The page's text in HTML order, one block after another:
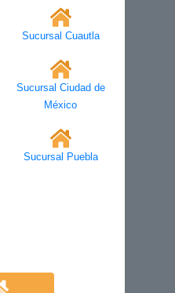
Sucursal Cuautla
Sucursal Ciudad de
México
Sucursal Puebla